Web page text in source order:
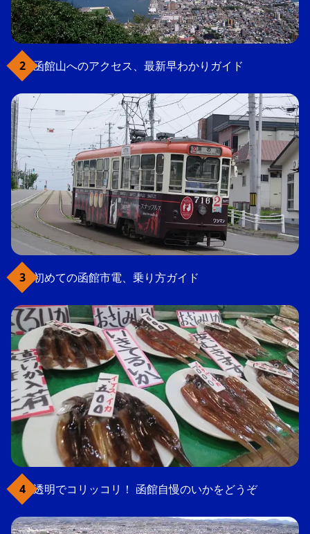
函館山へのアクセス、最新早わかりガイド
初めての函館市電、乗り方ガイド
透明でコリッコリ！ 函館自慢のいかをどうぞ